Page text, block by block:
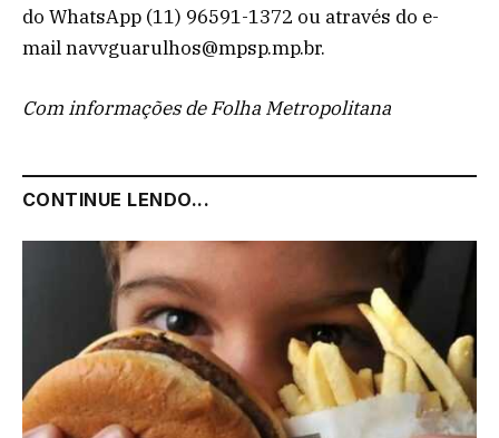
do WhatsApp (11) 96591-1372 ou através do e-
mail navvguarulhos@mpsp.mp.br.
Com informações de Folha Metropolitana
CONTINUE LENDO...